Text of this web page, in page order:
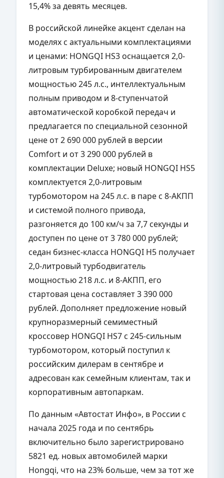
15,4% за девять месяцев.
В российской линейке акцент сделан на
моделях с актуальными комплектациями
и ценами: HONGQI HS3 оснащается 2,0-
литровым турбированным двигателем
мощностью 245 л.с., интеллектуальным
полным приводом и 8-ступенчатой
автоматической коробкой передач и
предлагается по специальной сезонной
цене от 2 690 000 рублей в версии
Comfort и от 3 290 000 рублей в
комплектации Deluxe; новый HONGQI HS5
комплектуется 2,0-литровым
турбомотором на 245 л.с. в паре с 8-АКПП
и системой полного привода,
разгоняется до 100 км/ч за 7,7 секунды и
доступен по цене от 3 780 000 рублей;
седан бизнес-класса HONGQI H5 получает
2,0-литровый турбодвигатель
мощностью 218 л.с. и 8-АКПП, его
стартовая цена составляет 3 390 000
рублей. Дополняет предложение новый
крупноразмерный семиместный
кроссовер HONGQI HS7 с 245-сильным
турбомотором, который поступил к
российским дилерам в сентябре и
адресован как семейным клиентам, так и
корпоративным автопаркам.
По данным «Автостат Инфо», в России с
начала 2025 года и по сентябрь
включительно было зарегистрировано
5821 ед. новых автомобилей марки
Hongqi, что на 23% больше, чем за тот же